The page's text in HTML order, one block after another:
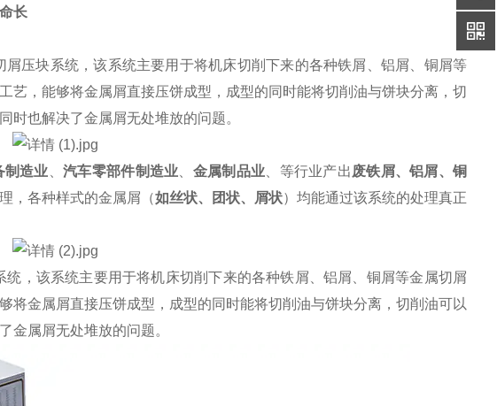
长
压块系统，该系统主要用于将机床切削下来的各种铁屑、铝屑、铜屑等
艺，能够将金属屑直接压饼成型，成型的同时能将切削油与饼块分离，切
时也解决了金属屑无处堆放的问题。
制造业 、汽车零部件制造业 金属制品业 、等行业产出 废铁屑、铝屑、铜
，各种样式的金属屑（如丝状、团状、屑状）均能通过该系统的处理真正
，该系统主要用于将机床切削下来的各种铁屑、铝屑、铜屑等金属切屑
将金属屑直接压饼成型，成型的同时能将切削油与饼块分离，切削油可以
金属屑无处堆放的问题。